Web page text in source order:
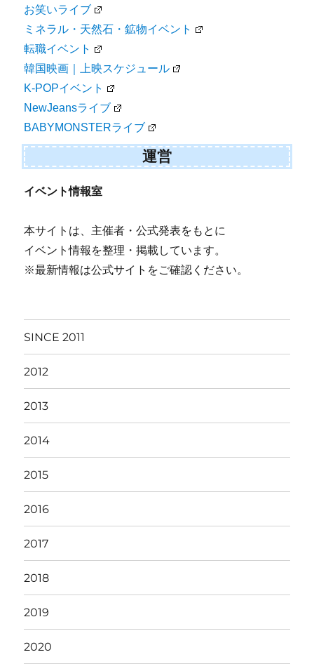
お笑いライブ
ミネラル・天然石・鉱物イベント
転職イベント
韓国映画｜上映スケジュール
K-POPイベント
NewJeansライブ
BABYMONSTERライブ
運営
イベント情報室
本サイトは、主催者・公式発表をもとに
イベント情報を整理・掲載しています。
※最新情報は公式サイトをご確認ください。
SINCE 2011
2012
2013
2014
2015
2016
2017
2018
2019
2020